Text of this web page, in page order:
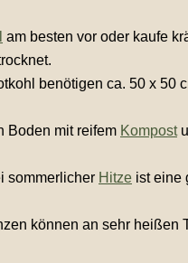
am besten vor oder kaufe
benötigen ca. 50 x 50
Boden mit reifem Kompost
sommerlicher Hitze ist eine
können an sehr heißen